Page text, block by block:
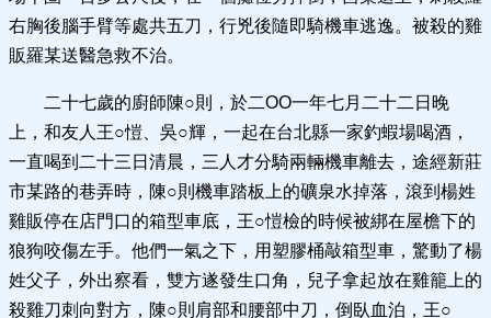
右胸後腦手臂等處共五刀，行兇後隨即騎機車逃逸。被殺的雞
販羅某送醫急救不治。
二十七歲的廚師陳○則，於二OO一年七月二十二日晚
上，和友人王○愷、吳○輝，一起在台北縣一家釣蝦場喝酒，
一直喝到二十三日清晨，三人才分騎兩輛機車離去，途經新莊
市某路的巷弄時，陳○則機車踏板上的礦泉水掉落，滾到楊姓
雞販停在店門口的箱型車底，王○愷檢的時候被綁在屋檐下的
狼狗咬傷左手。他們一氣之下，用塑膠桶敲箱型車，驚動了楊
姓父子，外出察看，雙方遂發生口角，兒子拿起放在雞籠上的
殺雞刀刺向對方，陳○則肩部和腰部中刀，倒臥血泊，王○